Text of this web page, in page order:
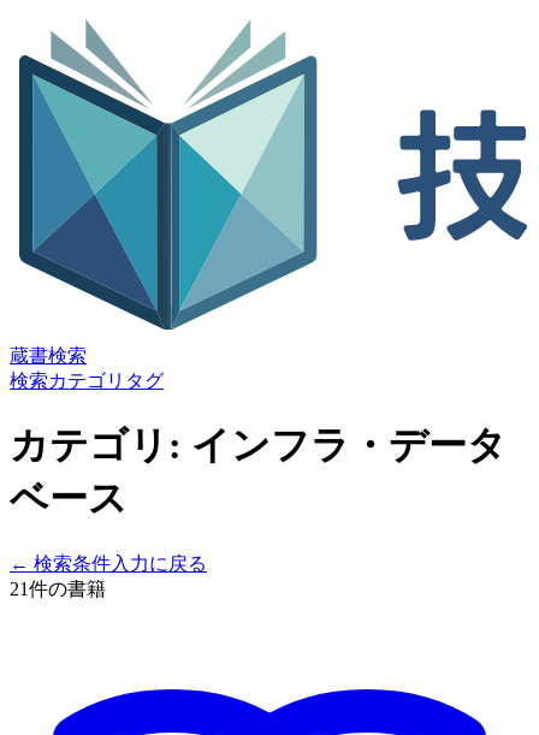
蔵書検索
検索カテゴリ タグ
カテゴリ: インフラ・データ
ベース
← 検索条件入力に戻る
21件の書籍